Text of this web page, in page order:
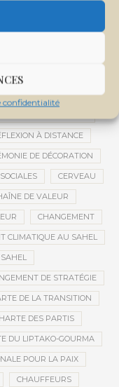
confidentialité
DE BAMAKO
À DISTANCE
DE DÉCORATION
CERVEAU
DE VALEUR
CHANGEMENT
CLIMATIQUE AU SAHEL
DE STRATÉGIE
DE LA TRANSITION
DES PARTIS
DU LIPTAKO-GOURMA
POUR LA PAIX
CHAUFFEURS